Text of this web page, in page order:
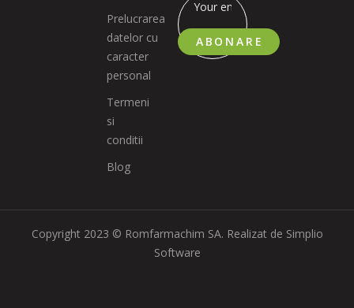
Prelucrarea
datelor cu
caracter
personal
Termeni
si
conditii
Blog
ABONARE
Copyright 2023 © Romfarmachim SA. Realizat de Simplio
Software